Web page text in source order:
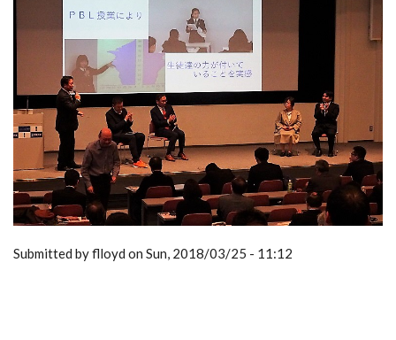
Submitted by flloyd on Sun, 2018/03/25 - 11:12